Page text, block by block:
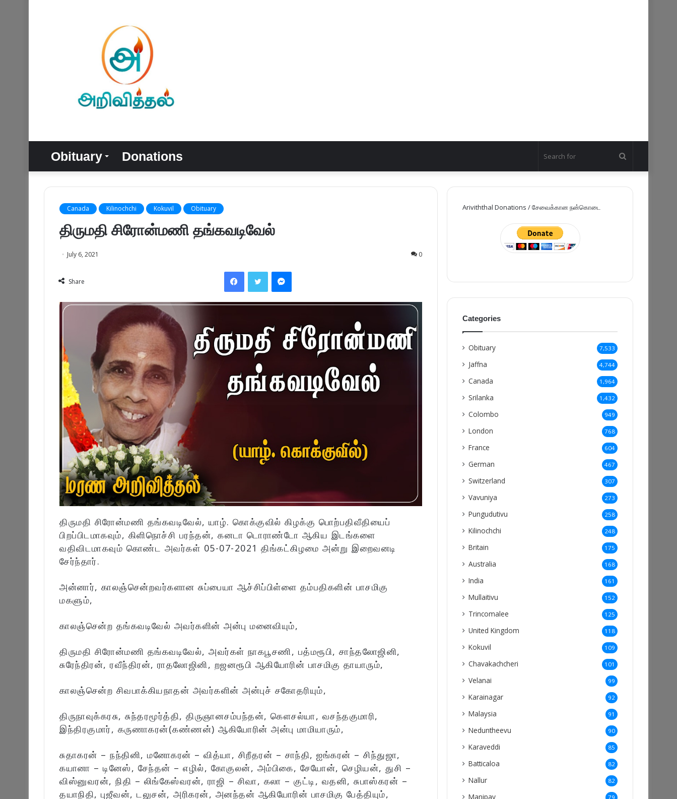
Obituary Donations
for
Canada Kilinochchi Kokuvil Obituary
திருமதி சிரோன்மணி தங்கவடிவேல்
July 6, 2021 0
Share
FacebookTwitter Messenger
திருமதி சிரோன்மணி தங்கவடிவேல், யாழ். கொக்குவில் கிழக்கு பொற்பதிவீதியைப்
பிறப்பிடமாகவும், கிளிநொச்சி பரந்தன், கனடா டொராண்டோ ஆகிய இடங்களை
வதிவிடமாகவும் கொண்ட அவர்கள் 05-07-2021 திங்கட்கிழமை அன்று இறைவனடி
சேர்ந்தார்.
அன்னார், காலஞ்சென்றவர்களான சுப்பையா ஆச்சிப்பிள்ளை தம்பதிகளின் பாசமிகு
மகளும்,
காலஞ்சென்ற தங்கவடிவேல் அவர்களின் அன்பு மனைவியும்,
திருமதி சிரோன்மணி தங்கவடிவேல், அவர்கள் நாகபூசணி, பத்மரூபி, சாந்தலோஜினி,
சுரேந்திரன், ரவீந்திரன், ராதலோஜினி, றஜனரூபி ஆகியோரின் பாசமிகு தாயாரும்,
காலஞ்சென்ற சிவபாக்கியநாதன் அவர்களின் அன்புச் சகோதரியும்,
திருநாவுக்கரசு, சுந்தரமூர்த்தி, திருஞானசம்பந்தன், கெளசல்யா, வசந்தகுமாரி,
இந்திரகுமார், கருணாகரன்(கண்ணன்) ஆகியோரின் அன்பு மாமியாரும்,
சுதாகரன் – நந்தினி, மனோகரன் – வித்யா, சிறீதரன் – சாந்தி, ஐங்கரன் – சிந்துஜா,
கயானா – டினேஸ், சேந்தன் – எழில், கோகுலன், அம்பிகை, சேயோன், செழியன், துசி –
விஸ்னுவரன், நிதி – லிங்கேஸ்வரன், ராஜி – சிவா, கலா – குட்டி, வதனி, சுபாஸ்கரன் –
தயாநிதி, புஜீவன், டலுசன், அரிகரன், அனந்தன் ஆகியோரின் பாசமிகு பேத்தியும்,
Ariviththal Donations / சேவைக்கான நன்கொடை
Categories
Obituary 7,533
Jaffna 4,744
Canada 1,964
Srilanka 1,432
Colombo 949
London 768
France 604
German 467
Switzerland 307
Vavuniya 273
Pungudutivu 258
Kilinochchi 248
Britain 175
Australia 168
India 161
Mullaitivu 152
Trincomalee 125
United Kingdom 118
Kokuvil 109
Chavakachcheri 101
Velanai 99
Karainagar 92
Malaysia 91
Neduntheevu 90
Karaveddi 85
Batticaloa 82
Nallur 82
Manipay 79